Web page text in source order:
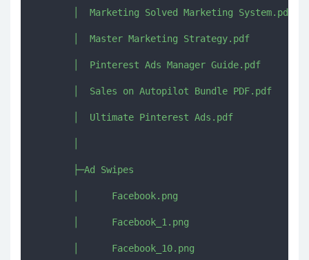
       │  Marketing Solved Marketing System.pdf
       │  Master Marketing Strategy.pdf
       │  Pinterest Ads Manager Guide.pdf
       │  Sales on Autopilot Bundle PDF.pdf
       │  Ultimate Pinterest Ads.pdf
       ├─Ad Swipes
       │      Facebook.png
       │      Facebook_1.png
       │      Facebook_10.png